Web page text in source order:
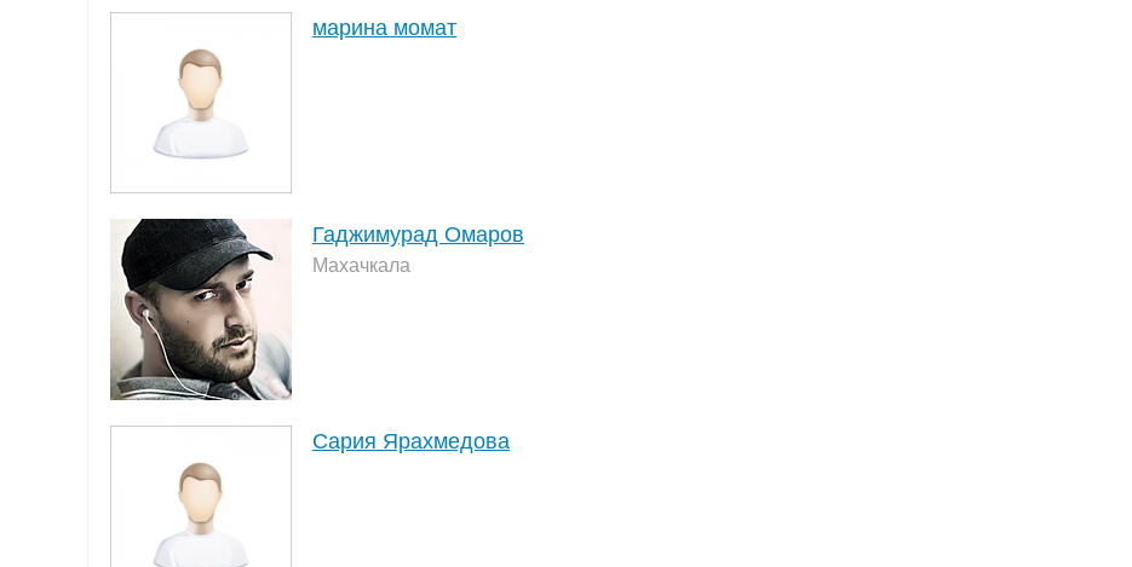
марина момат
Гаджимурад Омаров
Махачкала
Сария Ярахмедова